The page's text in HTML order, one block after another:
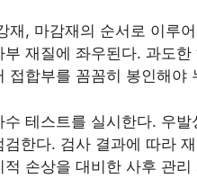
재, 마감재의 순서로 이루
재질에 좌우된다. 과도
접합부를 꼼꼼히 봉인해야
테스트를 실시한다. 우
한다. 검사 결과에 따라
손상을 대비한 사후 관리